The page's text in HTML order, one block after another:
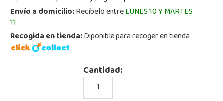
Envío a domicilio:Recíbelo entreLUNES 10 Y MARTES
11
Recogida en tienda:Diponible para recoger en tienda
Cantidad: